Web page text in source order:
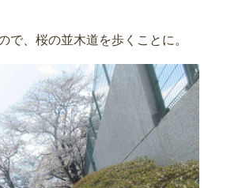
で、桜の並木道を歩くことに。